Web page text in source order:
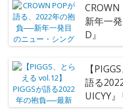
新年一
D』
【
語る
UICYY